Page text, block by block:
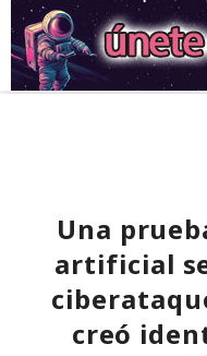
Una
artificial
creó